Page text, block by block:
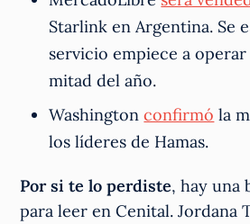
Starlink en Argentina. Se
servicio empiece a operar
mitad del año.
Washingtonconfirmó la
los líderes de Hamas.
Por si te lo perdiste, hay una
para leer en Cenital. Jordana